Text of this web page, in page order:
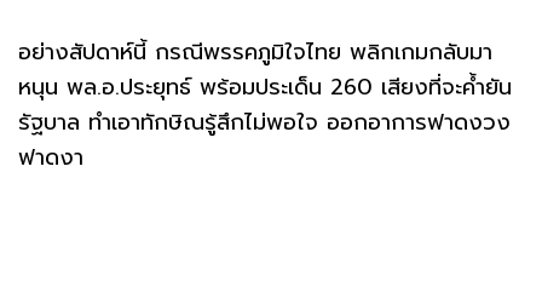
อย่างสัปดาห์นี้ กรณีพรรคภูมิใจไทย พลิกเกมกลับมา
หนุน พล.อ.ประยุทธ์ พร้อมประเด็น 260 เสียงที่จะค้ำยัน
รัฐบาล ทำเอาทักษิณรู้สึกไม่พอใจ ออกอาการฟาดงวง
ฟาดงา